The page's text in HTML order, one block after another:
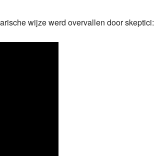
wijze werd overvallen door skeptici: